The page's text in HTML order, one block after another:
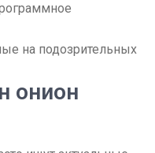
на подозрительных
онион